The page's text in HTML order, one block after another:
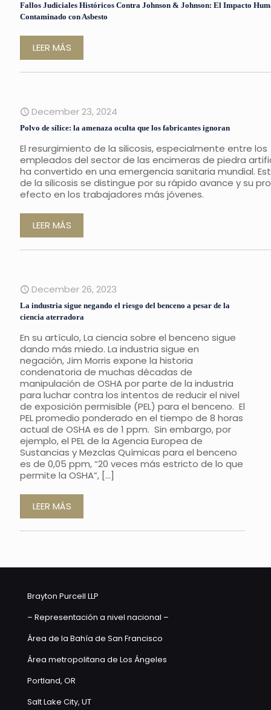
Fallos Judiciales Históricos Contra Johnson & Johnson: El Impacto
Contaminado con Asbesto
LEER MÁS
December 23, 2024
Polvo de sílice: la amenaza oculta que los fabricantes ignoran
El resurgimiento de la silicosis, especialmente entre los
empleados del sector de las encimeras de piedra
ha convertido en una emergencia sanitaria mundial.
de la silicosis se distingue por su rápido avance y su
efecto en los trabajadores más jóvenes.
LEER MÁS
December 26, 2023
La industria sigue negando el riesgo del benceno a pesar de la
ciencia aterradora
En su artículo, La ciencia sobre el benceno sigue
dando más miedo. La industria sigue en
negación, Jim Morris expone la historia
condenatoria de muchas décadas de
manipulación de OSHA por parte de la industria
para luchar contra los intentos de reducir el nivel
de exposición permisible (PEL) para el benceno. El
PEL promedio ponderado en el tiempo de 8 horas
actual de OSHA es de 1 ppm. Sin embargo, por
ejemplo, el PEL de la Agencia Europea de
Sustancias y Mezclas Químicas para el benceno
es de 0,05 ppm, “20 veces más estricto de lo que
permite la OSHA”, […]
LEER MÁS
Brayton Purcell LLP
– Representación a nivel nacional –
Área de la Bahía de San Francisco
Área metropolitana de Los Ángeles
Portland, OR
Salt Lake City, UT